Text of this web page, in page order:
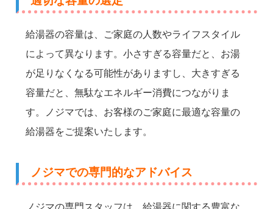
給湯器の容量は、ご家庭の人数やライフスタイル
によって異なります。小さすぎる容量だと、お湯
が足りなくなる可能性がありますし、大きすぎる
容量だと、無駄なエネルギー消費につながりま
す。ノジマでは、お客様のご家庭に最適な容量の
給湯器をご提案いたします。
ノジマでの専門的なアドバイス
ノジマの専門スタッフは、給湯器に関する豊富な